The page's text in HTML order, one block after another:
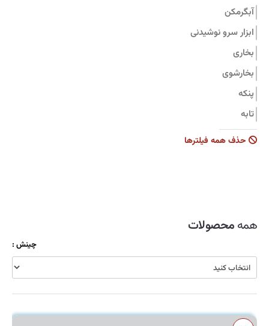
بامبوم
نیچی
پارس استیل
جنرال فیت
آبگرمکن
ابزار سرو نوشیدنی
بخاری
بخارشوی
پنکه
تابه
جاروبرقی
ظروف نگهدارنده
قابلمه
قاشق و چنگال
کولر
کارواش
حذف همه فیلترها
همهمحصولات
چینش :